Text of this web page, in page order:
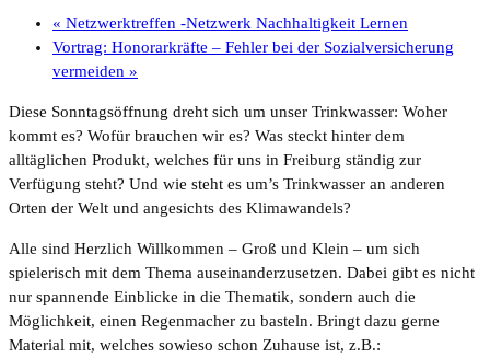
« Netzwerktreffen -Netzwerk Nachhaltigkeit Lernen
Vortrag: Honorarkräfte – Fehler bei der Sozialversicherung
vermeiden »
Diese Sonntagsöffnung dreht sich um unser Trinkwasser: Woher
kommt es? Wofür brauchen wir es? Was steckt hinter dem
alltäglichen Produkt, welches für uns in Freiburg ständig zur
Verfügung steht? Und wie steht es um’s Trinkwasser an anderen
Orten der Welt und angesichts des Klimawandels?
Alle sind Herzlich Willkommen – Groß und Klein – um sich
spielerisch mit dem Thema auseinanderzusetzen. Dabei gibt es nicht
nur spannende Einblicke in die Thematik, sondern auch die
Möglichkeit, einen Regenmacher zu basteln. Bringt dazu gerne
Material mit, welches sowieso schon Zuhause ist, z.B.: